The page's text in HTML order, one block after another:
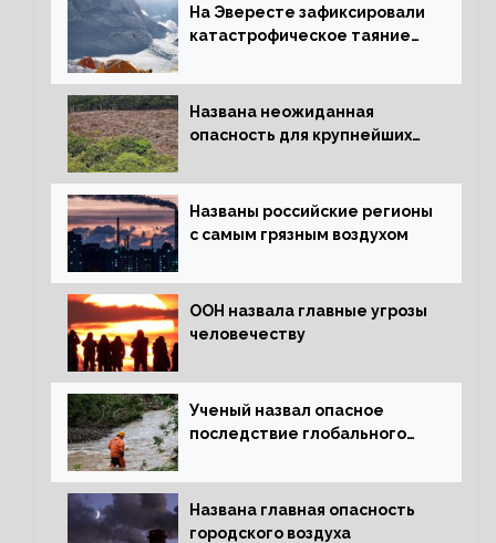
На Эвересте зафиксировали
катастрофическое таяние
Названа неожиданная
опасность для крупнейших
Названы российские регионы
с самым грязным воздухом
ООН назвала главные угрозы
человечеству
Ученый назвал опасное
последствие глобального
Названа главная опасность
городского воздуха